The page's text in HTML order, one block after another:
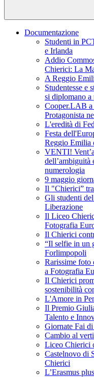
Documentazione
Studenti in
e Irlanda
Addio
Chierici: La
A Reggio
Studentesse e
si diplomano
Cooper.LAB
Protagonista
L'eredità di
Festa
Reggio Emilia
VENTI!
dell’ambiguità
numerologia
9 maggio
Il "Chierici”
Gli studenti
Liberazione
Il Liceo
Fotografia
Il Chierici
“Il selfie in un
Forlimpopoli
Rarissime foto
a Fotografia
Il Chierici
sostenibilità
L'Amore in
Il Premio
Talento e
Giornate Fai
Cambio al
Liceo Chierici
Castelnovo di
Chierici
L’Erasmus